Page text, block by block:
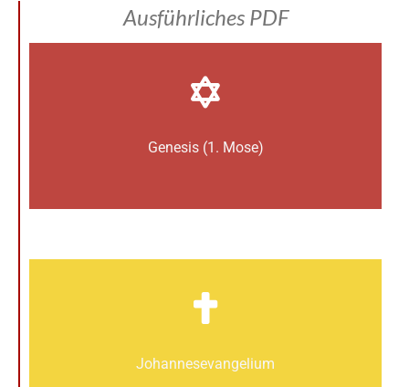
Ausführliches PDF
Genesis (1. Mose)
Johannes­­evangelium